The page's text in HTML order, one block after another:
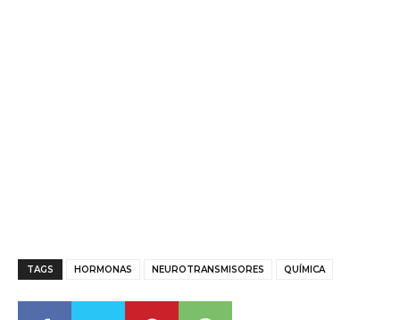
TAGS HORMONAS NEUROTRANSMISORES QUÍMICA